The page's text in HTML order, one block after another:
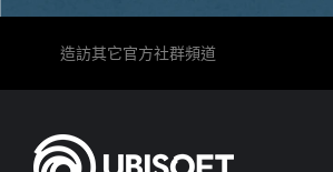
造訪其它官方社群頻道